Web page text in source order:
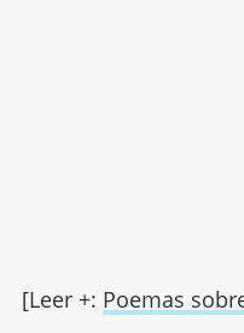
[Leer +: Poemas